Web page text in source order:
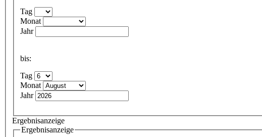
Tag
Monat
Jahr
bis:
Tag
Monat
Jahr
Ergebnisanzeige
Ergebnisanzeige